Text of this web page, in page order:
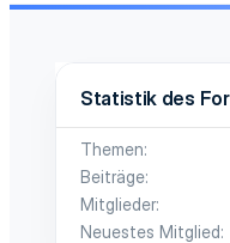
Statistik des
Themen
Beiträge
Mitglieder
Neuestes Mitglied